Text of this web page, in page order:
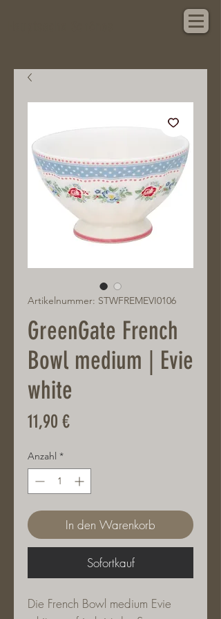
Artikelnummer: STWFREMEVI0106
GreenGate French
Bowl medium | Evie
white
11,90 €Preis
Anzahl *
In den Warenkorb
Sofortkauf
Die French Bowl medium Evie